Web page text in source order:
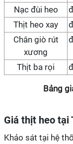
Nạc đùi heo
Thịt heo xay
Chân giò rút
xương
Thịt ba rọi
Bảng
Giá thịt heo tại
Khảo sát tại hệ